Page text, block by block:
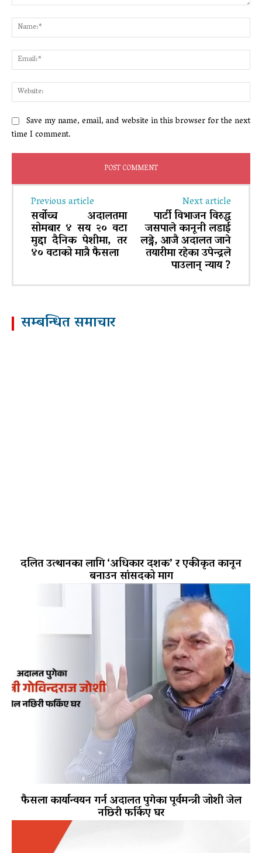
Save my name, email, and website in this browser for the next
time I comment.
Previous article
सर्वोच्च अदालतमा
सोमबार ४ सय २० वटा
मुद्दा दैनिक पेशीमा, तर
४० वटाको मात्रै फैसला
Next article
पार्टी विभाजन विरुद्ध
जसपाले कानूनी लडाई
लड्ने, आजै अदालत जाने
तयारीमा रहेका उपेन्द्रले
पाउलान् न्याय ?
सम्बन्धित समाचार
दलित उत्थानका लागि ‘अधिकार दशक’ र एकीकृत कानून
बनाउन सांसदको माग
फैसला कार्यान्वयन गर्न अदालत पुगेका पूर्वमन्त्री जोशी जेल
नछिरी फर्किए घर